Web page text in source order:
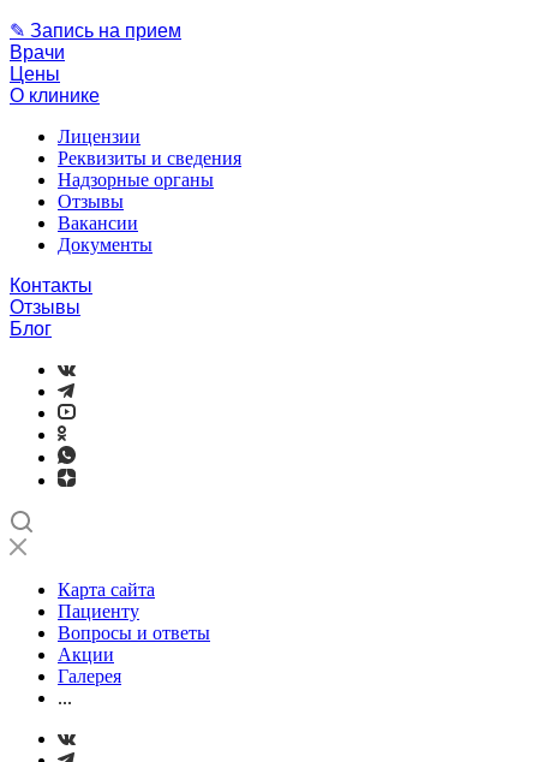
✎ Запись на прием
Врачи
Цены
О клинике
Лицензии
Реквизиты и сведения
Надзорные органы
Отзывы
Вакансии
Документы
Контакты
Отзывы
Блог
Карта сайта
Пациенту
Вопросы и ответы
Акции
Галерея
...